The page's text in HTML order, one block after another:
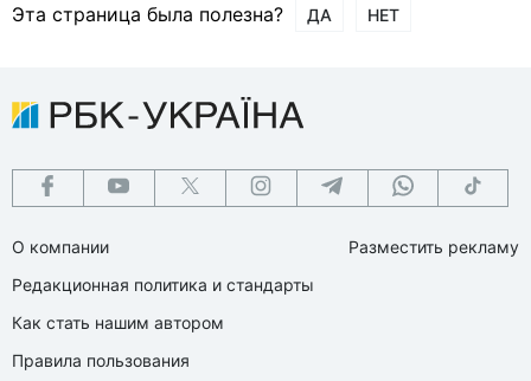
Эта страница была полезна? ДА НЕТ
О компании
Редакционная политика и стандарты
Как стать нашим автором
Правила пользования
Разместить рекламу